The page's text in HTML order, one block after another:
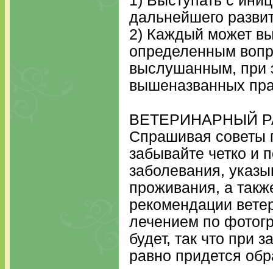
дальнейшего
2) Каждый может
определенным
выслушанным, при
вышеназванных
ВЕТЕРИНАРНЫЙ
Спрашивая советы
забывайте четко и
заболевания,
проживания, а
рекомендации
лечением по
будет, так что при
равно придется